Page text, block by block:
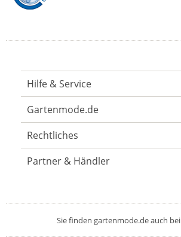
Hilfe & Service
Gartenmode.de
Rechtliches
Partner & Händler
Sie finden gartenmode.de auch bei